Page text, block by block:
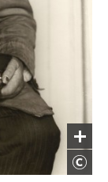
1/3